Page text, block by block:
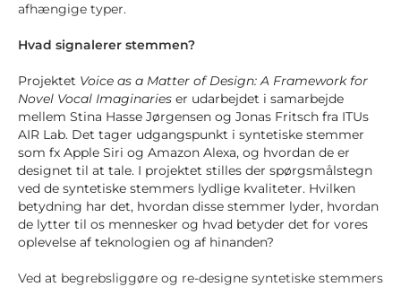
afhængige typer.
Hvad signalerer stemmen?
Projektet Voice as a Matter of Design: A Framework for
Novel Vocal Imaginaries er udarbejdet i samarbejde
mellem Stina Hasse Jørgensen og Jonas Fritsch fra ITUs
AIR Lab. Det tager udgangspunkt i syntetiske stemmer
som fx Apple Siri og Amazon Alexa, og hvordan de er
designet til at tale. I projektet stilles der spørgsmålstegn
ved de syntetiske stemmers lydlige kvaliteter. Hvilken
betydning har det, hvordan disse stemmer lyder, hvordan
de lytter til os mennesker og hvad betyder det for vores
oplevelse af teknologien og af hinanden?
Ved at begrebsliggøre og re-designe syntetiske stemmers